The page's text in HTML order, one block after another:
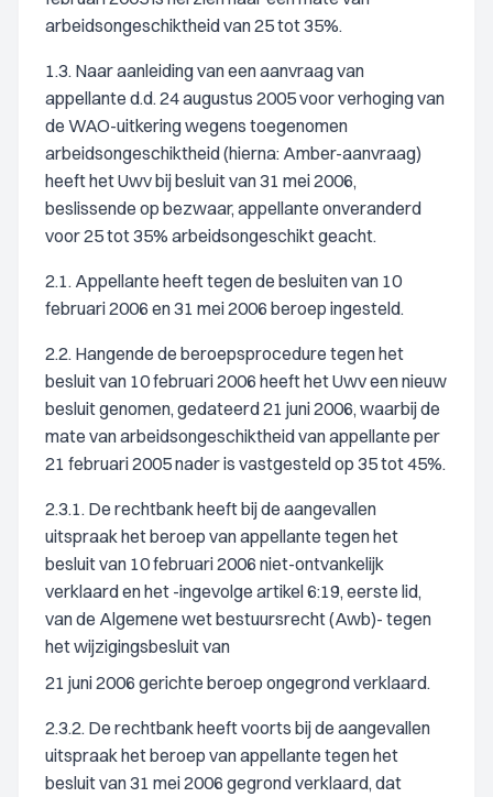
arbeidsongeschiktheid van 25 tot 35%.
1.3. Naar aanleiding van een aanvraag van
appellante d.d. 24 augustus 2005 voor verhoging van
de WAO-uitkering wegens toegenomen
arbeidsongeschiktheid (hierna: Amber-aanvraag)
heeft het Uwv bij besluit van 31 mei 2006,
beslissende op bezwaar, appellante onveranderd
voor 25 tot 35% arbeidsongeschikt geacht.
2.1. Appellante heeft tegen de besluiten van 10
februari 2006 en 31 mei 2006 beroep ingesteld.
2.2. Hangende de beroepsprocedure tegen het
besluit van 10 februari 2006 heeft het Uwv een nieuw
besluit genomen, gedateerd 21 juni 2006, waarbij de
mate van arbeidsongeschiktheid van appellante per
21 februari 2005 nader is vastgesteld op 35 tot 45%.
2.3.1. De rechtbank heeft bij de aangevallen
uitspraak het beroep van appellante tegen het
besluit van 10 februari 2006 niet-ontvankelijk
verklaard en het -ingevolge artikel 6:19, eerste lid,
van de Algemene wet bestuursrecht (Awb)- tegen
het wijzigingsbesluit van
21 juni 2006 gerichte beroep ongegrond verklaard.
2.3.2. De rechtbank heeft voorts bij de aangevallen
uitspraak het beroep van appellante tegen het
besluit van 31 mei 2006 gegrond verklaard, dat